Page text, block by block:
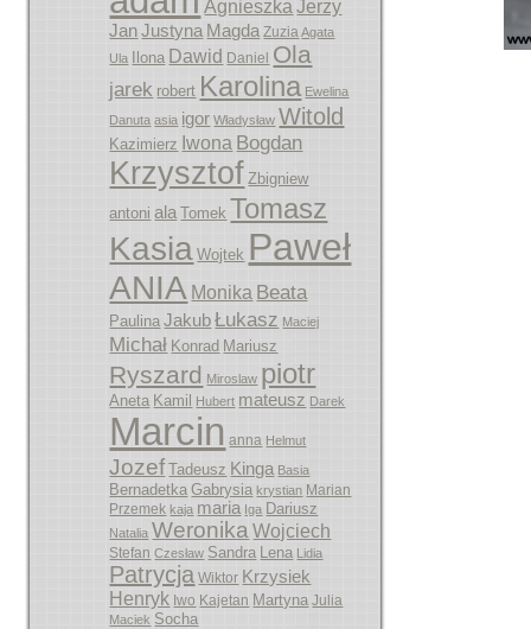
Agnieszka Jerzy
Jan Justyna Magda Zuzia Agata
Ula
Ilona Dawid Daniel Ola
jarek robert Karolina Ewelina
Danuta asia igor Władysław Witold
Kazimierz Iwona Bogdan
Krzysztof Zbigniew
antoni ala Tomek Tomasz
Kasia Wojtek Paweł
ANIA Monika Beata
Paulina Jakub Łukasz Maciej
Michał Konrad Mariusz
Ryszard Miroslaw piotr
Aneta Kamil Hubert mateusz Darek
Marcin anna Helmut
Jozef Tadeusz Kinga Basia
Bernadetka Gabrysia krystian Marian
Przemek kaja maria Iga Dariusz
Natalia Weronika Wojciech
Stefan Czesław Sandra Lena Lidia
Patrycja Wiktor Krzysiek
Henryk Iwo Kajetan Martyna Julia
Maciek Socha